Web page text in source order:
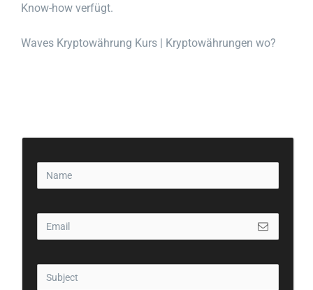
Know-how verfügt.
Waves Kryptowährung Kurs | Kryptowährungen wo?